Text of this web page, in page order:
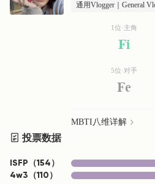
通用Vlogger｜General
1位·主角
Fi
5位·对手
Fe
MBTI八维详解
投票数据
ISFP （154）
4w3 （110）